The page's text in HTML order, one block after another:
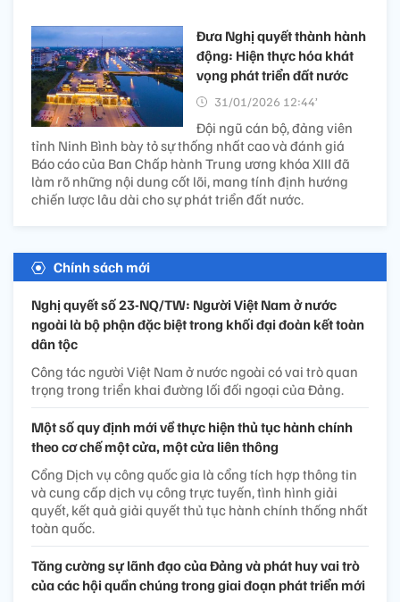
Đưa Nghị quyết thành hành
động: Hiện thực hóa khát
vọng phát triển đất nước
31/01/2026 12:44’
Đội ngũ cán bộ, đảng viên
tỉnh Ninh Bình bày tỏ sự thống nhất cao và đánh giá
Báo cáo của Ban Chấp hành Trung ương khóa XIII đã
làm rõ những nội dung cốt lõi, mang tính định hướng
chiến lược lâu dài cho sự phát triển đất nước.
Chính sách mới
Nghị quyết số 23-NQ/TW: Người Việt Nam ở nước
ngoài là bộ phận đặc biệt trong khối đại đoàn kết toàn
dân tộc
Công tác người Việt Nam ở nước ngoài có vai trò quan
trọng trong triển khai đường lối đối ngoại của Đảng.
Một số quy định mới về thực hiện thủ tục hành chính
theo cơ chế một cửa, một cửa liên thông
Cổng Dịch vụ công quốc gia là cổng tích hợp thông tin
và cung cấp dịch vụ công trực tuyến, tình hình giải
quyết, kết quả giải quyết thủ tục hành chính thống nhất
toàn quốc.
Tăng cường sự lãnh đạo của Đảng và phát huy vai trò
của các hội quần chúng trong giai đoạn phát triển mới